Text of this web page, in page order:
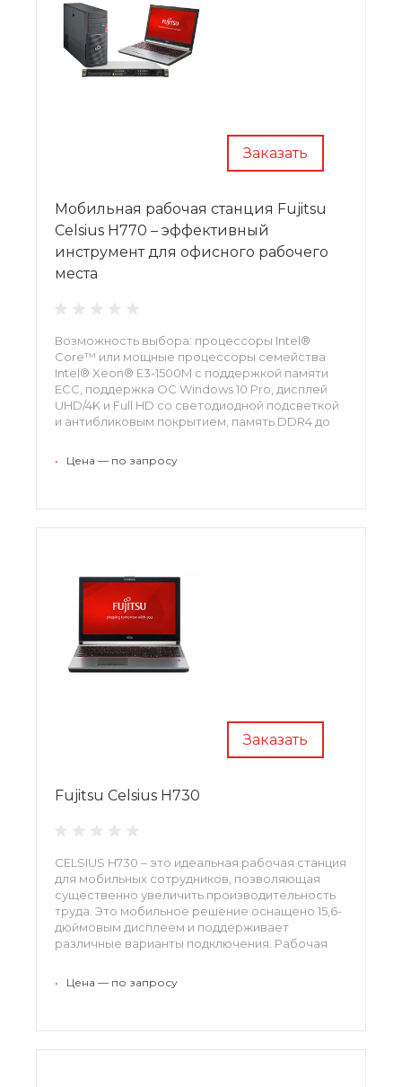
Заказать
Мобильная рабочая станция Fujitsu
Celsius H770 – эффективный
инструмент для офисного рабочего
места
Возможность выбора: процессоры Intel®
Core™ или мощные процессоры семейства
Intel® Xeon® E3-1500M с поддержкой памяти
ECC, поддержка ОС Windows 10 Pro, дисплей
UHD/4K и Full HD со светодиодной подсветкой
и антибликовым покрытием, память DDR4 до
PCIe технологией NVMe обеспечивает
• Цена — по запросу
Заказать
Fujitsu Celsius H730
CELSIUS H730 – это идеальная рабочая станция
для мобильных сотрудников, позволяющая
существенно увеличить производительность
труда. Это мобильное решение оснащено 15,6-
дюймовым дисплеем и поддерживает
различные варианты подключения. Рабочая
Core i5 и i7. Стильный, компактный и
• Цена — по запросу